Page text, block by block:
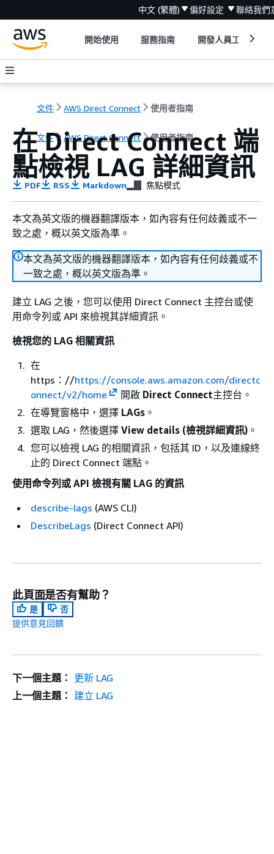
中文 (繁體) 偏好設定 聯絡我們
開始使用 服務指南 開發人員工具
文件 AWS Direct Connect 使用者指南
文件 AWS Direct Connect 使用者指南
在 Direct Connect 端
點檢視 LAG 詳細資訊
PDF RSS Markdown 焦點模式
本文為英文版的機器翻譯版本，如內容有任何歧義或不一
致之處，概以英文版為準。
本文為英文版的機器翻譯版本，如內容有任何歧義或不
一致之處，概以英文版為準。
建立 LAG 之後，您可以使用 Direct Connect 主控台或使
用命令列或 API 來檢視其詳細資訊。
檢視您的 LAG 相關資訊
在
https：//https://console.aws.amazon.com/directc
onnect/v2/home
開啟 Direct Connect主控台。
在導覽窗格中，選擇 LAGs 。
選取 LAG，然後選擇 View details (檢視詳細資訊) 。
您可以檢視 LAG 的相關資訊，包括其 ID，以及連線終
止的 Direct Connect 端點。
使用命令列或 API 檢視有關 LAG 的資訊
describe-lags (AWS CLI)
DescribeLags (Direct Connect API)
此頁面是否有幫助？
是
否
提供意見回饋
下一個主題： 更新 LAG
上一個主題： 建立 LAG